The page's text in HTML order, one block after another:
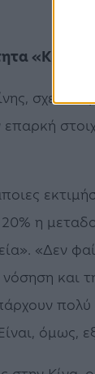
«Κράκεν»
20% η
«Δεν
και
πολύ
όμως,